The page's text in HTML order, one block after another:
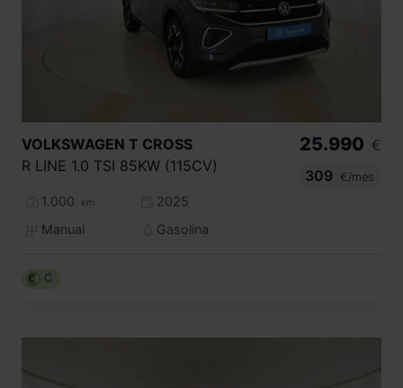
VOLKSWAGEN T CROSS
R LINE 1.0 TSI 85KW (115CV)
1.000 km
2025
Manual
Gasolina
25.990 €
309
€/mes
C